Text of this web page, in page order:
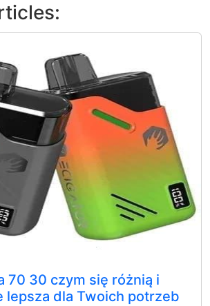
70 30 czym się różnią i
lepsza dla Twoich potrzeb